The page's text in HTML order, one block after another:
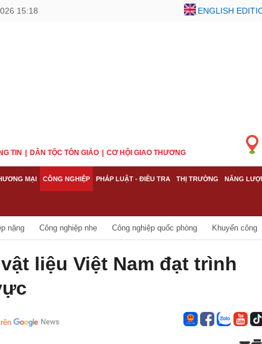
15:18 ENGLISH
TIN DÂN TỘC TÔN GIÁO CƠ HỘI GIAO THƯƠNG
MẠI CÔNG NGHIỆP PHÁP LUẬT - ĐIỀU TRA THỊ TRƯỜNG NĂNG
nặng Công nghiệp nhẹ Công nghiệp quốc phòng Khuyến công
liệu Việt Nam đạt trình